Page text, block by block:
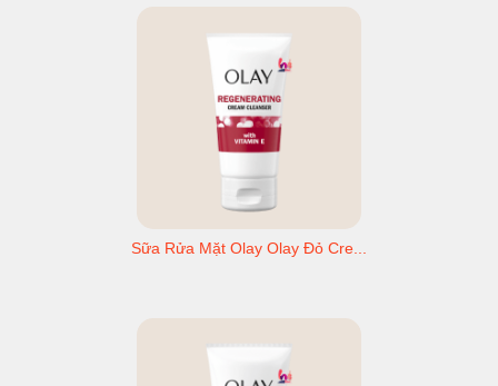
Sữa Rửa Mặt Olay Olay Đỏ Cre...